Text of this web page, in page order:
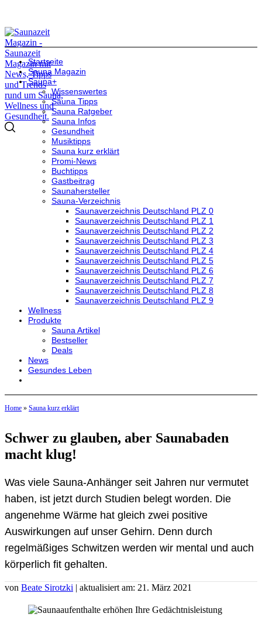
Startseite
Sauna Magazin
Sauna+
Wissenswertes
Sauna Tipps
Sauna Ratgeber
Sauna Infos
Gesundheit
Musiktipps
Sauna kurz erklärt
Promi-News
Buchtipps
Gastbeitrag
Saunahersteller
Sauna-Verzeichnis
Saunaverzeichnis Deutschland PLZ 0
Saunaverzeichnis Deutschland PLZ 1
Saunaverzeichnis Deutschland PLZ 2
Saunaverzeichnis Deutschland PLZ 3
Saunaverzeichnis Deutschland PLZ 4
Saunaverzeichnis Deutschland PLZ 5
Saunaverzeichnis Deutschland PLZ 6
Saunaverzeichnis Deutschland PLZ 7
Saunaverzeichnis Deutschland PLZ 8
Saunaverzeichnis Deutschland PLZ 9
Wellness
Produkte
Sauna Artikel
Bestseller
Deals
News
Gesundes Leben
Home » Sauna kurz erklärt
Schwer zu glauben, aber Saunabaden
macht klug!
Was viele Sauna-Anhänger seit Jahren nur vermutet
haben, ist jetzt durch Studien belegt worden. Die
angenehme Wärme hat gleich zwei positive
Auswirkungen auf unser Gehirn. Denn durch
regelmäßiges Schwitzen werden wir mental und auch
körperlich fit gehalten.
von Beate Sirotzki | aktualisiert am: 21. März 2021